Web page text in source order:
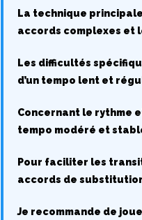
La technique
accords complexes et
Les difficultés
d’un tempo lent et
Concernant le rythme
tempo modéré et
Pour faciliter les
accords de
Je recommande de